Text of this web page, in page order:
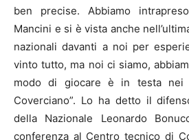
ben precise. Abbiamo
Mancini e si è vista anche
nazionali davanti a noi per
vinto tutto, ma noi ci siamo,
modo di giocare è in testa
Coverciano”. Lo ha detto il
della Nazionale Leonardo
conferenza al Centro tecnico di